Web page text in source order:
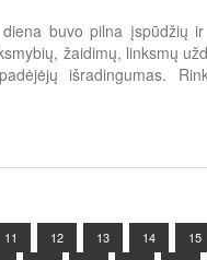
buvo pilna įspūdžių
žaidimų, linksmų
išradingumas.
11 12 13 14 15